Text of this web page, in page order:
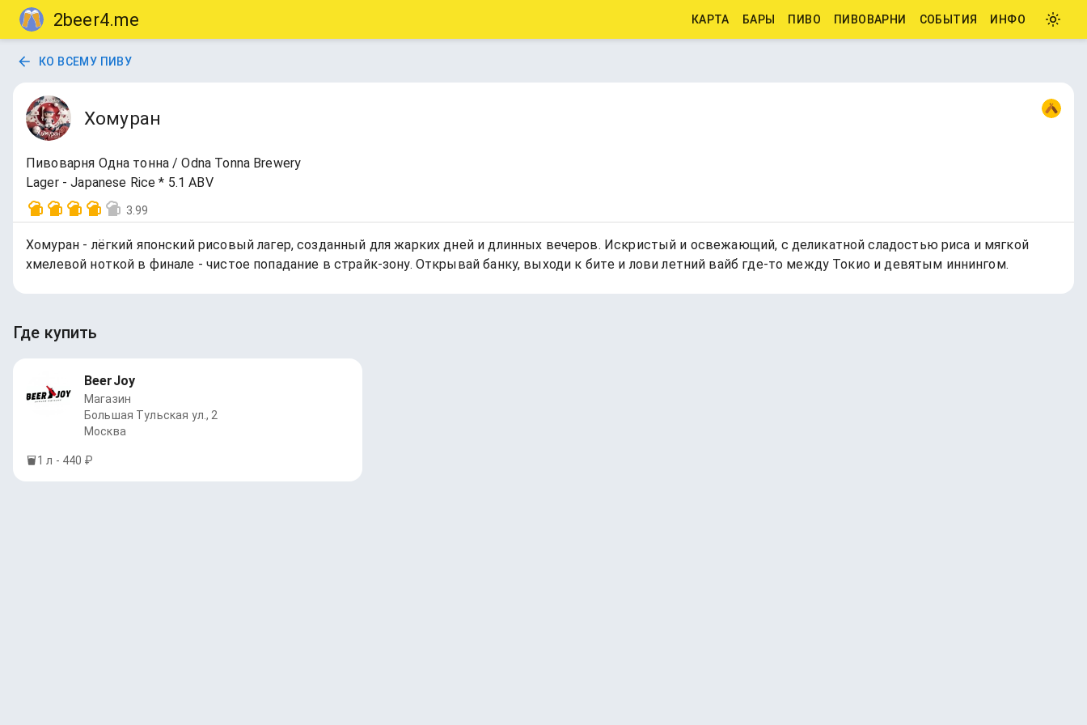
2beer4.me КАРТА БАРЫ ПИВО ПИВОВАРНИ СОБЫТИЯ ИНФО
КО ВСЕМУ ПИВУ
Хомуран
Пивоварня Одна тонна / Odna Tonna Brewery
Lager - Japanese Rice * 5.1 ABV
3.99
Хомуран - лёгкий японский рисовый лагер, созданный для жарких дней и длинных вечеров. Искристый и освежающий, с деликатной сладостью риса и мягкой
хмелевой ноткой в финале - чистое попадание в страйк-зону. Открывай банку, выходи к битe и лови летний вайб где-то между Токио и девятым иннингом.
Где купить
BeerJoy
Магазин
Большая Тульская ул., 2
Москва
1 л - 440 ₽